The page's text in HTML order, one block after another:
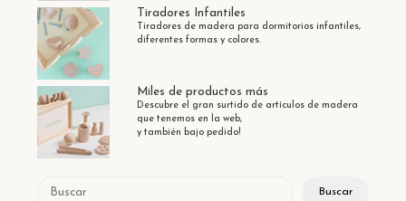
Tiradores Infantiles
Tiradores de madera para dormitorios infantiles,
diferentes formas y colores.
Miles de productos más
Descubre el gran surtido de artículos de madera
que tenemos en la web,
y también bajo pedido!
Buscar
Buscar